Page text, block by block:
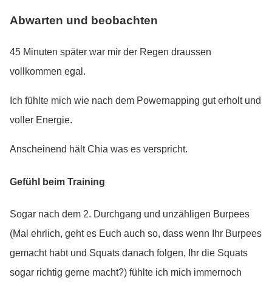
Abwarten und beobachten
45 Minuten später war mir der Regen draussen
vollkommen egal.
Ich fühlte mich wie nach dem Powernapping gut erholt und
voller Energie.
Anscheinend hält Chia was es verspricht.
Gefühl beim Training
Sogar nach dem 2. Durchgang und unzähligen Burpees
(Mal ehrlich, geht es Euch auch so, dass wenn Ihr Burpees
gemacht habt und Squats danach folgen, Ihr die Squats
sogar richtig gerne macht?) fühlte ich mich immernoch